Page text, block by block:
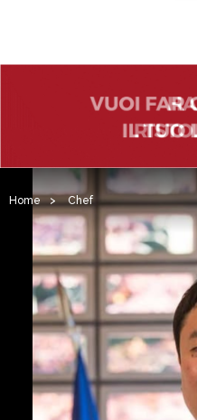
Home > Chef